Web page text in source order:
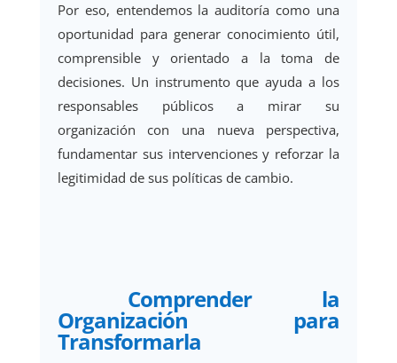
Por eso, entendemos la auditoría como una
oportunidad para generar conocimiento útil,
comprensible y orientado a la toma de
decisiones. Un instrumento que ayuda a los
responsables públicos a mirar su
organización con una nueva perspectiva,
fundamentar sus intervenciones y reforzar la
legitimidad de sus políticas de cambio.
Comprender la
Organización para
Transformarla